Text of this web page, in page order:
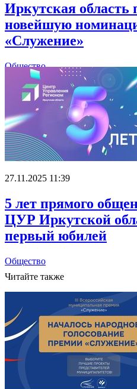
Иркутская область
новейшую
«Служение»
Общество
27.11.2025 11:39
5 лет прямого
ЦУР Иркутской
первый юбилей
Общество
Читайте также